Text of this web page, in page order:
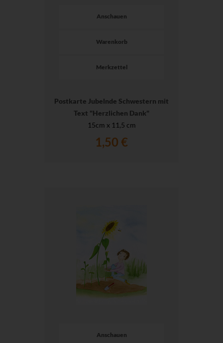
Anschauen
Warenkorb
Merkzettel
Postkarte Jubelnde Schwestern mit
Text "Herzlichen Dank"
15cm x 11,5 cm
1,50 €
Anschauen